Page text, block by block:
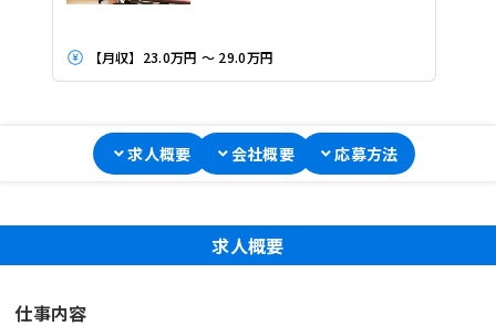
【月収】23.0万円 ～ 29.0万円
求人概要 会社概要 応募方法
求人概要
仕事内容